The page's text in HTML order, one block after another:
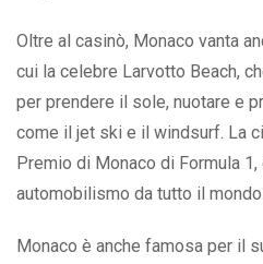
Oltre al casinò, Monaco vanta
cui la celebre Larvotto Beach,
per prendere il sole, nuotare e
come il jet ski e il windsurf. La
Premio di Monaco di Formula
automobilismo da tutto il mondo
Monaco è anche famosa per il